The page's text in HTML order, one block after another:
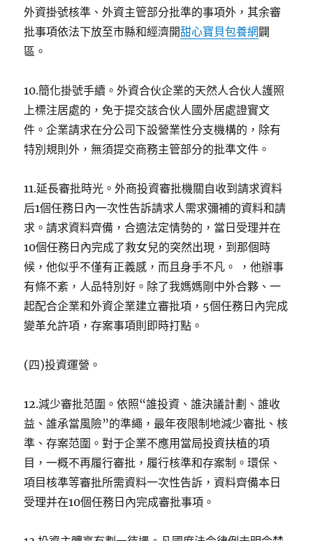
外資掛號核準、外資主管部分批準的事項外，其余審
批事項依法下放至市縣和經濟開甜心寶貝包養網 闢
區。
10.簡化掛號手續。外資合伙企業的天然人合伙人護照
上標注居處的，免于提交該合伙人國外居處證實文
件。企業請求在分公司下設營業性分支機構的，除有
特別規則外，無須提交商務主管部分的批準文件。
11.延長審批時光。外商投資審批機關自收到請求資料
后1個任務日內一次性告訴請求人需求彌補的資料和請
求。請求資料齊備，合適法定情勢的，當日受理并在
10個任務日內完成了救女兒的突然出現，到那個時
候，他似乎不僅有正義感，而且身手不凡。 ，他辦事
有條不紊，人品特別好。除了我媽媽剛中外合夥、一
起配合企業和外資企業建立審批項，5個任務日內完成
變革允許項，存案事項則即時打點。
(四)投資運營。
12.減少審批范圍。依照“誰投資、誰決議計劃、誰收
益、誰承當風險”的準繩，最年夜限制地減少審批、核
準、存案范圍。對于企業不應用當局投資扶植的項
目，一概不再履行審批，履行核準和存案制。環保、
項目核準等審批所需資料一次性告訴，資料齊備本日
受理并在10個任務日內完成審批事項。